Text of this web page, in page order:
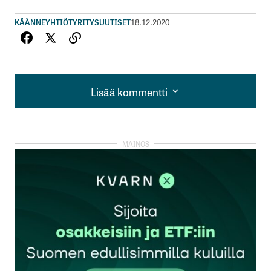
KÄÄNNEYHTIÖTYRITYSUUTISET18.12.2020
Lisää kommentti
Lisää kommentti
kirjautua
rekisteröityä